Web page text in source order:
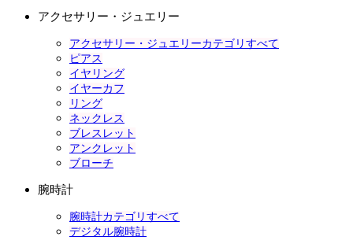
アクセサリー・ジュエリー
アクセサリー・ジュエリーカテゴリすべて
ピアス
イヤリング
イヤーカフ
リング
ネックレス
ブレスレット
アンクレット
ブローチ
腕時計
腕時計カテゴリすべて
デジタル腕時計